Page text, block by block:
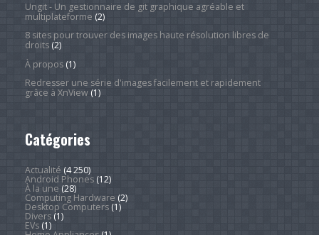
Ungit - Un gestionnaire de git graphique agréable et
multiplateforme (2)
8 sites pour trouver des images haute résolution libres de
droits(2)
À propos(1)
Redresser une série d'images facilement et rapidement
grâce à XnView(1)
Catégories
Actualité (4 250)
Android Phones(12)
À la une (28)
Computing Hardware (2)
Desktop Computers(1)
Divers(1)
EVs(1)